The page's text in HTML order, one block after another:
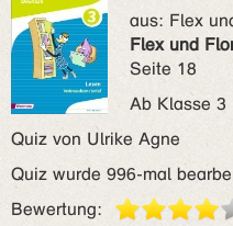
aus: Flex
Flex und
Seite 18
Ab Klasse 3
Quiz von Ulrike Agne
Quiz wurde 996-mal
Bewertung: